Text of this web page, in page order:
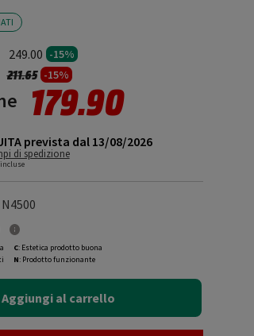
249.00 -15%
Prezzo ridotto da
211.65a-15%
179.90
prevista dal 13/08/2026
di spedizione
incluse
C: Estetica prodotto buona
N: Prodotto funzionante
Aggiungi al carrello